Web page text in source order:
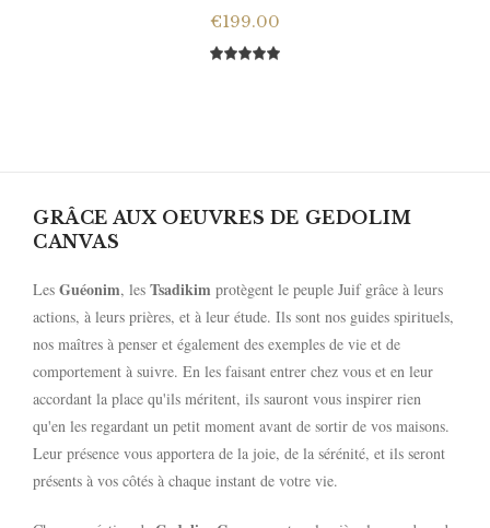
€199.00
GRÂCE AUX OEUVRES DE GEDOLIM
CANVAS
Les Guéonim, les Tsadikim protègent le peuple Juif grâce à leurs
actions, à leurs prières, et à leur étude. Ils sont nos guides spirituels,
nos maîtres à penser et également des exemples de vie et de
comportement à suivre. En les faisant entrer chez vous et en leur
accordant la place qu'ils méritent, ils sauront vous inspirer rien
qu'en les regardant un petit moment avant de sortir de vos maisons.
Leur présence vous apportera de la joie, de la sérénité, et ils seront
présents à vos côtés à chaque instant de votre vie.